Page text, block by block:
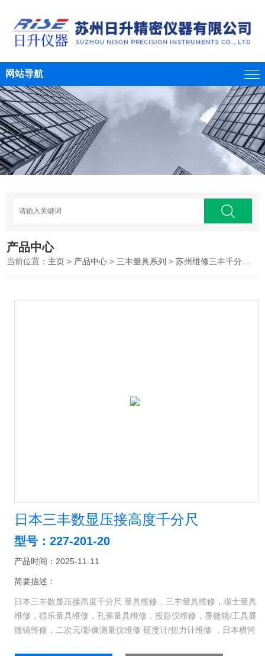
网站导航
产品中心
当前位置： 主页 > 产品中心 >三丰量具系列 >苏州维修三丰千分尺
日本三丰数显压接高度千分尺
型号：227-201-20
产品时间：2025-11-11
简要描述：
日本三丰数显压接高度千分尺 量具维修，三丰量具维修，瑞士量具
维修，得乐量具维修，孔雀量具维修，投影仪维修，显微镜/工具显
微镜维修，二次元/影像测量仪维修 硬度计/扭力计维修 ，日本横河